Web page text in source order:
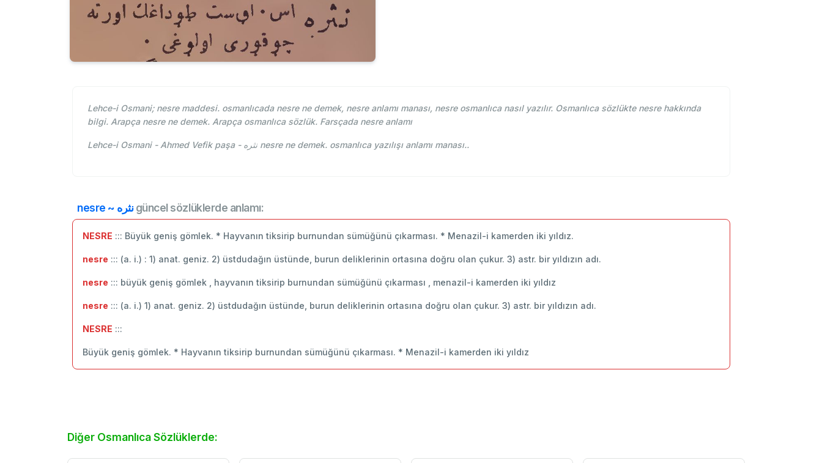
Lehce-i Osmani; nesre maddesi. osmanlıcada nesre ne demek, nesre anlamı manası, nesre osmanlıca nasıl yazılır. Osmanlıca sözlükte nesre hakkında
bilgi. Arapça nesre ne demek. Arapça osmanlıca sözlük. Farsçada nesre anlamı
Lehce-i Osmani - Ahmed Vefik paşa - نثره nesre ne demek. osmanlıca yazılışı anlamı manası..
nesre ~ نثرهgüncel sözlüklerde anlamı:
NESRE ::: Büyük geniş gömlek. * Hayvanın tiksirip burnundan sümüğünü çıkarması. * Menazil-i kamerden iki yıldız.
nesre ::: (a. i.) : 1) anat. geniz. 2) üstdudağın üstünde, burun deliklerinin ortasına doğru olan çukur. 3) astr. bir yıldızın adı.
nesre ::: büyük geniş gömlek , hayvanın tiksirip burnundan sümüğünü çıkarması , menazil-i kamerden iki yıldız
nesre ::: (a. i.) 1) anat. geniz. 2) üstdudağın üstünde, burun deliklerinin ortasına doğru olan çukur. 3) astr. bir yıldızın adı.
NESRE :::
Büyük geniş gömlek. * Hayvanın tiksirip burnundan sümüğünü çıkarması. * Menazil-i kamerden iki yıldız
Diğer Osmanlıca Sözlüklerde: